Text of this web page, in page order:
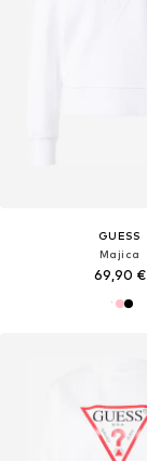
GUESS
Majica
69,90 €